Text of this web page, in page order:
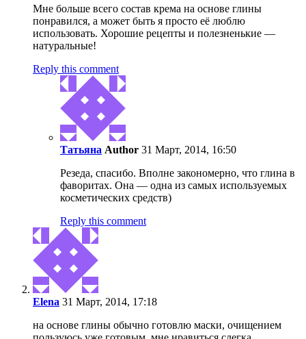
Мне больше всего состав крема на основе глины
понравился, а может быть я просто её люблю
использовать. Хорошие рецепты и полезненькие —
натуральные!
Reply this comment
Татьяна Author 31 Март, 2014, 16:50
Резеда, спасибо. Вполне закономерно, что глина в
фаворитах. Она — одна из самых используемых
косметических средств)
Reply this comment
Elena 31 Март, 2014, 17:18
на основе глины обычно готовлю маски, очищением